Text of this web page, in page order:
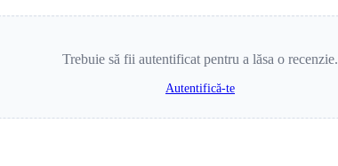
Trebuie să fii autentificat pentru a lăsa o recenzie.
Autentifică-te